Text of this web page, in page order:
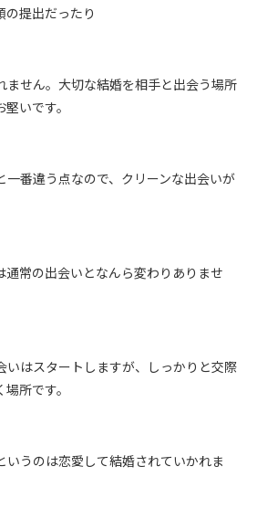
の提出だったり
ません。大切な結婚を相手と出会う場所
いです。
一番違う点なので、クリーンな出会いが
通常の出会いとなんら変わりありませ
いはスタートしますが、しっかりと交際
所です。
いうのは恋愛して結婚されていかれま